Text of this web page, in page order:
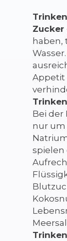
Zucker
haben,
Wasser.
Appetit
Bei der
nur um
spielen